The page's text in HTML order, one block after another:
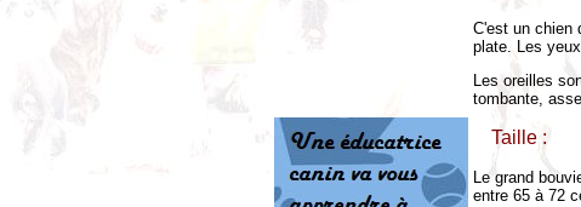
C'est un chien
plate. Les
Les oreilles
tombante,
Taille :
Le grand
entre 65 à 72